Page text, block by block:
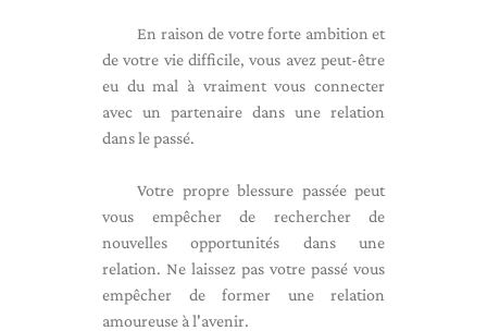
En raison de votre forte ambition et
de votre vie difficile, vous avez peut-être
eu du mal à vraiment vous connecter
avec un partenaire dans une relation
dans le passé.
Votre propre blessure passée peut
vous empêcher de rechercher de
nouvelles opportunités dans une
relation. Ne laissez pas votre passé vous
empêcher de former une relation
amoureuse à l'avenir.